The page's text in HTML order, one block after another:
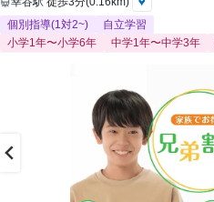
個別指導(1対2~)
自立学習
小学1年〜小学6年
中学1年〜中学3年